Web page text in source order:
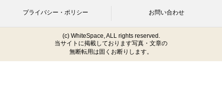
プライバシー・ポリシー お問い合わせ
(c) WhiteSpace, ALL rights reserved.
当サイトに掲載しております写真・文章の
無断転用は固くお断りします。